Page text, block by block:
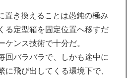
置き換えることは愚鈍の極み
る定型箱を固定位置へ移すだ
ケンス技術で十分だ。
回バラバラで、しかも途中に
に飛び出してくる環境下で、